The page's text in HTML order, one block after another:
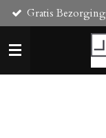
Ga
direct
naar
de
hoofdinhoud
Gratis Bezorging